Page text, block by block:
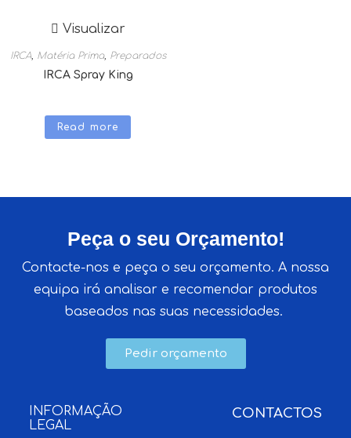
Visualizar
IRCA, Matéria Prima, Preparados
IRCA Spray King
Read more
Peça o seu Orçamento!
Contacte-nos e peça o seu orçamento. A nossa
equipa irá analisar e recomendar produtos
baseados nas suas necessidades.
Pedir orçamento
INFORMAÇÃO
LEGAL
CONTACTOS